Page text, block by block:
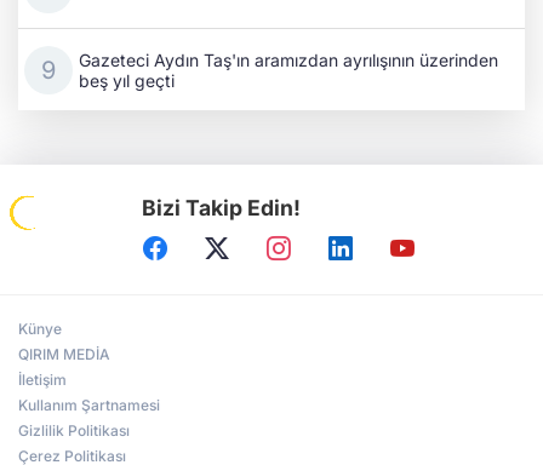
Gazeteci Aydın Taş'ın aramızdan ayrılışının üzerinden
beş yıl geçti
Bizi Takip Edin!
Künye
QIRIM MEDİA
İletişim
Kullanım Şartnamesi
Gizlilik Politikası
Çerez Politikası